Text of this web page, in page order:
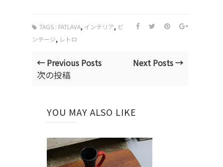
TAGS : FATLAVA, インテリア, ビ
ンテージ, レトロ
← Previous Posts
次の投稿
Next Posts →
YOU MAY ALSO LIKE